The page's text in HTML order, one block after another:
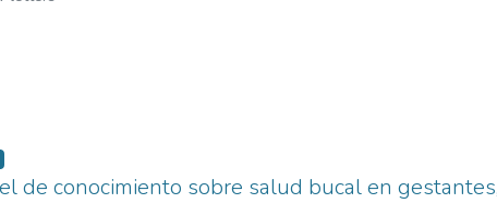
de conocimiento sobre salud bucal en